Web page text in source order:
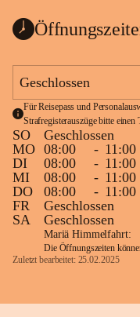
Geschlossen
Für Reisepass und
Strafregisterauszüge bitte einen
SO
Geschlossen
MO 08:00 - 11:00
DI
08:00 - 11:00
MI
08:00 - 11:00
DO
08:00 - 11:00
FR
Geschlossen
SA
Geschlossen
Mariä Himmelfahrt:
Die Öffnungszeiten
Zuletzt bearbeitet: 25.02.2025